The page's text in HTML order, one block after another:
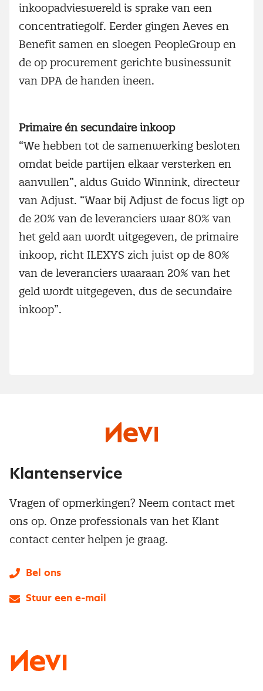
inkoopadvieswereld is sprake van een
concentratiegolf. Eerder gingen Aeves en
Benefit samen en sloegen PeopleGroup en
de op procurement gerichte businessunit
van DPA de handen ineen.
Primaire én secundaire inkoop
“We hebben tot de samenwerking besloten
omdat beide partijen elkaar versterken en
aanvullen”, aldus Guido Winnink, directeur
van Adjust. “Waar bij Adjust de focus ligt op
de 20% van de leveranciers waar 80% van
het geld aan wordt uitgegeven, de primaire
inkoop, richt ILEXYS zich juist op de 80%
van de leveranciers waaraan 20% van het
geld wordt uitgegeven, dus de secundaire
inkoop”.
Klantenservice
Vragen of opmerkingen? Neem contact met
ons op. Onze professionals van het Klant
contact center helpen je graag.
Bel ons
Stuur een e-mail